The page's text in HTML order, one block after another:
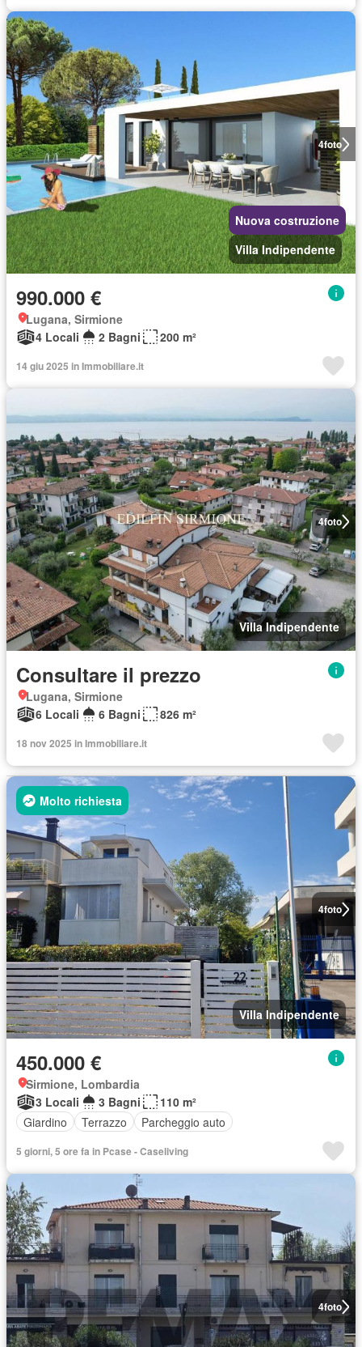
4foto
Nuova costruzione
Villa Indipendente
990.000 €
Lugana, Sirmione
4 Locali
2 Bagni 200 m²
14 giu 2025 in Immobiliare.it
4foto
Villa Indipendente
Consultare il prezzo
Lugana, Sirmione
6 Locali
6 Bagni 826 m²
18 nov 2025 in Immobiliare.it
4foto
Molto richiesta
Villa Indipendente
450.000 €
Sirmione, Lombardia
3 Locali
3 Bagni
110 m²
Giardino
Terrazzo Parcheggio auto
5 giorni, 5 ore fa in Pcase - Caseliving
4foto